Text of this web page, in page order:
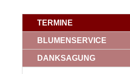
TERMINE
BLUMENSERVICE
DANKSAGUNG